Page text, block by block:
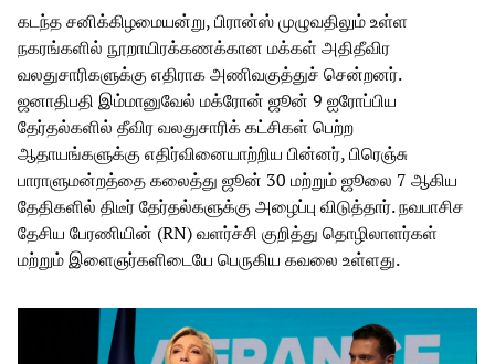
கடந்த சனிக்கிழமையன்று, பிரான்ஸ் முழுவதிலும் உள்ள
நகரங்களில் நூறாயிரக்கணக்கான மக்கள் அதிதீவிர
வலதுசாரிகளுக்கு எதிராக அணிவகுத்துச் சென்றனர்.
ஜனாதிபதி இம்மானுவேல் மக்ரோன் ஜூன் 9 ஐரோப்பிய
தேர்தல்களில் தீவிர வலதுசாரிக் கட்சிகள் பெற்ற
ஆதாயங்களுக்கு எதிர்வினையாற்றிய பின்னர், பிரெஞ்சு
பாராளுமன்றத்தை கலைத்து ஜூன் 30 மற்றும் ஜூலை 7 ஆகிய
தேதிகளில் திடீர் தேர்தல்களுக்கு அழைப்பு விடுத்தார். நவபாசிச
தேசிய பேரணியின் (RN) வளர்ச்சி குறித்து தொழிலாளர்கள்
மற்றும் இளைஞர்களிடையே பெருகிய கவலை உள்ளது.